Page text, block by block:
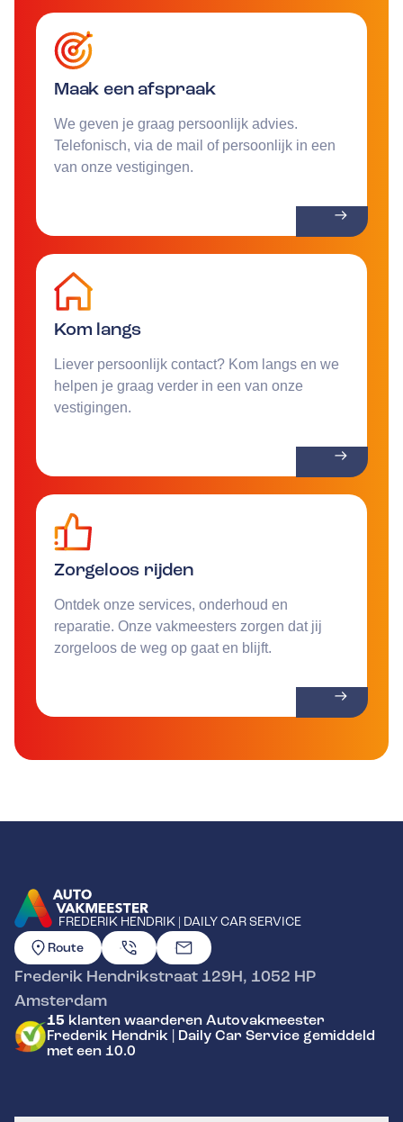
Maak een afspraak
We geven je graag persoonlijk advies.
Telefonisch, via de mail of persoonlijk in een
van onze vestigingen.
Kom langs
Liever persoonlijk contact? Kom langs en we
helpen je graag verder in een van onze
vestigingen.
Zorgeloos rijden
Ontdek onze services, onderhoud en
reparatie. Onze vakmeesters zorgen dat jij
zorgeloos de weg op gaat en blijft.
FREDERIK HENDRIK | DAILY CAR SERVICE
GA NAAR DE HOMEPAGINA
Route
Frederik Hendrikstraat 129H, 1052 HP
Amsterdam
15 klanten waarderen Autovakmeester
Frederik Hendrik | Daily Car Service gemiddeld
met een 10.0